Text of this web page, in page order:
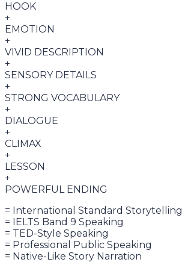
HOOK
+
EMOTION
+
VIVID DESCRIPTION
+
SENSORY DETAILS
+
STRONG VOCABULARY
+
DIALOGUE
+
CLIMAX
+
LESSON
+
POWERFUL ENDING
= International Standard Storytelling
= IELTS Band 9 Speaking
= TED-Style Speaking
= Professional Public Speaking
= Native-Like Story Narration